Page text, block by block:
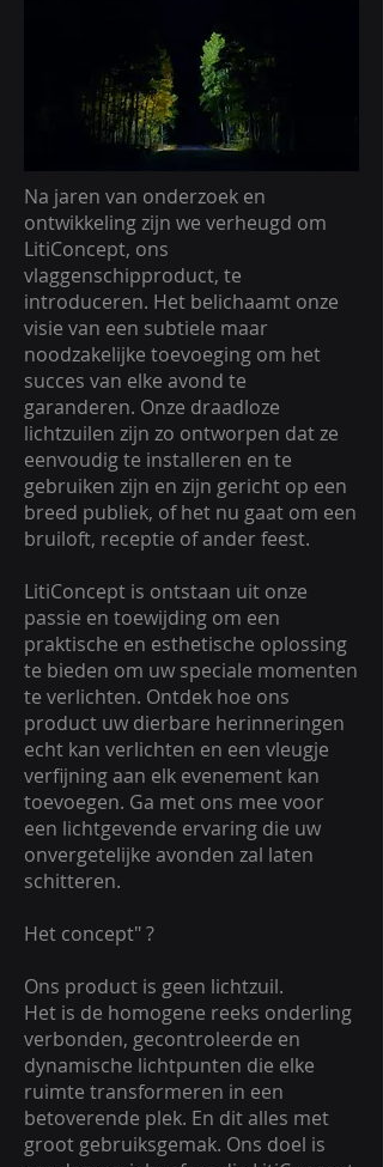
Na jaren van onderzoek en
ontwikkeling zijn we verheugd om
LitiConcept, ons
vlaggenschipproduct, te
introduceren. Het belichaamt onze
visie van een subtiele maar
noodzakelijke toevoeging om het
succes van elke avond te
garanderen. Onze draadloze
lichtzuilen zijn zo ontworpen dat ze
eenvoudig te installeren en te
gebruiken zijn en zijn gericht op een
breed publiek, of het nu gaat om een
bruiloft, receptie of ander feest.
LitiConcept is ontstaan uit onze
passie en toewijding om een
praktische en esthetische oplossing
te bieden om uw speciale momenten
te verlichten. Ontdek hoe ons
product uw dierbare herinneringen
echt kan verlichten en een vleugje
verfijning aan elk evenement kan
toevoegen. Ga met ons mee voor
een lichtgevende ervaring die uw
onvergetelijke avonden zal laten
schitteren.
Het concept" ?
Ons product is geen lichtzuil.
Het is de homogene reeks onderling
verbonden, gecontroleerde en
dynamische lichtpunten die elke
ruimte transformeren in een
betoverende plek. En dit alles met
groot gebruiksgemak. Ons doel is